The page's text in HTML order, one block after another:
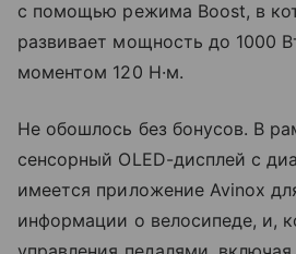
с помощью режима Boost, в
развивает мощность до 1000
моментом 120 Н·м.
Не обошлось без бонусов. В
сенсорный OLED-дисплей с
имеется приложение Avinox
информации о велосипеде, и,